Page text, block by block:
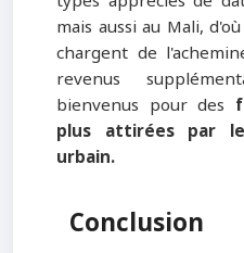
mais aussi au Mali,
chargent de
revenus
bienvenus pour des
plus attirées par
urbain.
Conclusion